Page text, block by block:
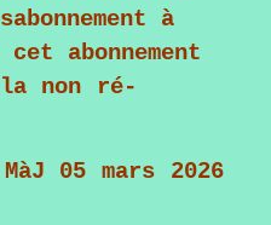
à
abonnement
non ré-
MàJ 05 mars 2026